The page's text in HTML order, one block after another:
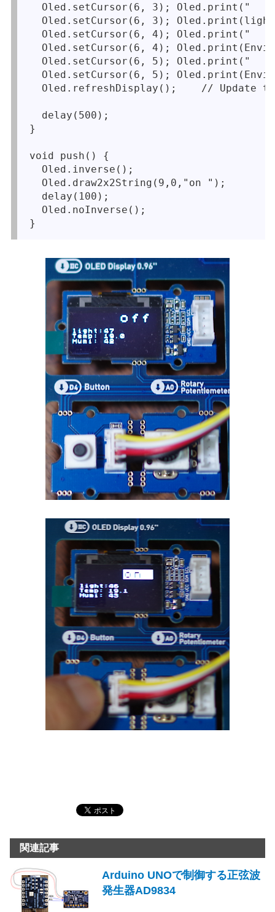
Oled.setCursor(6, 3); Oled.print("
Oled.setCursor(6, 3);
Oled.setCursor(6, 4); Oled.print("
Oled.setCursor(6, 4);
Oled.setCursor(6, 5); Oled.print("
Oled.setCursor(6, 5);
Oled.refreshDisplay();    // Update
  delay(500);
}
void push() {
  Oled.inverse();
  Oled.draw2x2String(9,0,"on ");
  delay(100);
  Oled.noInverse();
関連記事
Arduino UNOで制御する正弦波
発生器AD9834